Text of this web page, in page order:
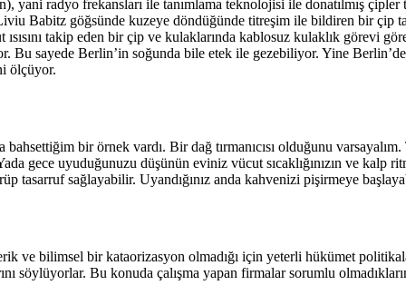
radyo frekansları ile tanımlama teknolojisi ile donatılmış çipler
Babitz göğsünde kuzeye döndüğünde titreşim ile bildiren bir çip
takip eden bir çip ve kulaklarında kablosuz kulaklık görevi
Bu sayede Berlin’in soğunda bile etek ile gezebiliyor. Yine
ölçüyor.
bir örnek vardı. Bir dağ tırmanıcısı olduğunu
gece uyuduğunuzu düşünün eviniz vücut sıcaklığınızın ve kalp
tasarruf sağlayabilir. Uyandığınız anda kahvenizi pişirmeye
ve bilimsel bir kataorizasyon olmadığı için yeterli hükümet
söylüyorlar. Bu konuda çalışma yapan firmalar sorumlu